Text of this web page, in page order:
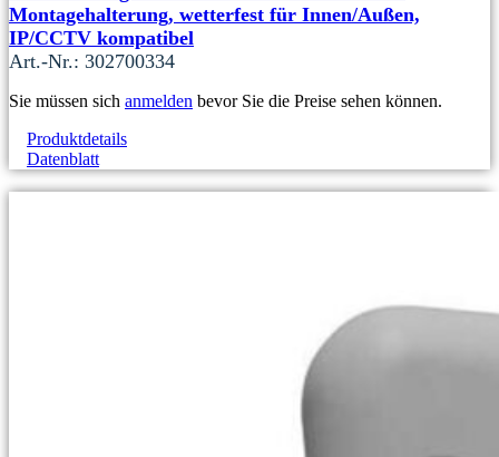
Montagehalterung, wetterfest für Innen/Außen,
IP/CCTV kompatibel
Art.-Nr.: 302700334
Sie müssen sich anmelden bevor Sie die Preise sehen können.
Produktdetails
Datenblatt